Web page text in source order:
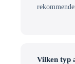
Vilken typ